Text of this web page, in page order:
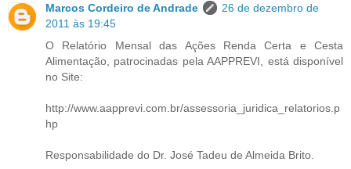
Marcos Cordeiro de Andrade
26 de dezembro de
2011 às 19:45
O Relatório Mensal das Ações Renda Certa e Cesta
Alimentação, patrocinadas pela AAPPREVI, está disponível
no Site:
http://www.aapprevi.com.br/assessoria_juridica_relatorios.p
hp
Responsabilidade do Dr. José Tadeu de Almeida Brito.